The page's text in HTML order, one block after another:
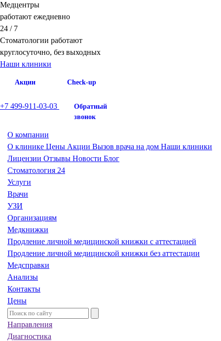
Медцентры
работают ежедневно
24 / 7
Стоматологии работают
круглосуточно, без выходных
Наши клиники
Акции Check-up
+7 499-911-03-03
Обратный
звонок
О компании
О клинике Цены Акции Вызов врача на дом Наши клиники
Лицензии Отзывы Новости Блог
Стоматология 24
Услуги
Врачи
УЗИ
Организациям
Медкнижки
Продление личной медицинской книжки с аттестацией
Продление личной медицинской книжки без аттестации
Медсправки
Анализы
Контакты
Цены
Направления
Диагностика